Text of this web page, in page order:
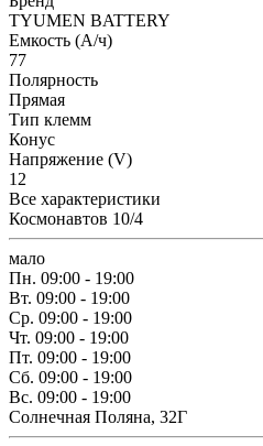
TYUMEN BATTERY
Емкость (А/ч)
77
Полярность
Прямая
Тип клемм
Конус
Напряжение (V)
12
Все характеристики
Космонавтов 10/4
мало
Пн. 09:00 - 19:00
Вт. 09:00 - 19:00
Ср. 09:00 - 19:00
Чт. 09:00 - 19:00
Пт. 09:00 - 19:00
Сб. 09:00 - 19:00
Вс. 09:00 - 19:00
Солнечная Поляна, 32Г